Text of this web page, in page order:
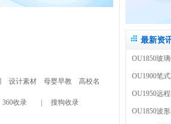
设计素材 母婴早教
高校名
360收录 搜狗收录
最新资
OU1850玻
OU1900笔
OU1950远
OU1850波